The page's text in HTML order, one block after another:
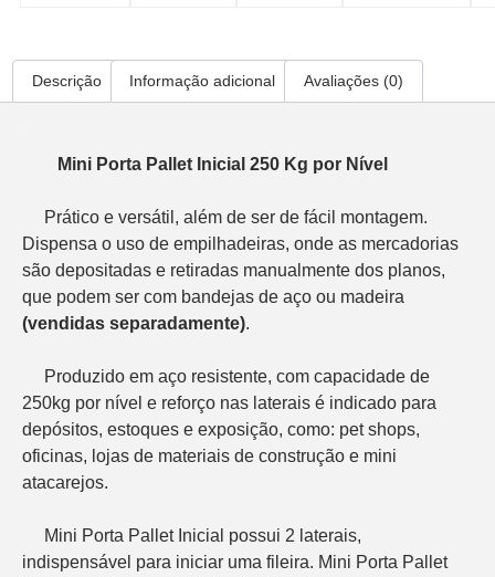
Descrição Informação adicional Avaliações (0)
   Mini Porta Pallet Inicial 250 Kg por Nível
Dispensa o uso de empilhadeiras, onde as mercadorias
são depositadas e retiradas manualmente dos planos,
(vendidas separadamente).
250kg por nível e reforço nas laterais é indicado para
depósitos, estoques e exposição, como: pet shops,
oficinas, lojas de materiais de construção e mini
atacarejos.
indispensável para iniciar uma fileira. Mini Porta Pallet